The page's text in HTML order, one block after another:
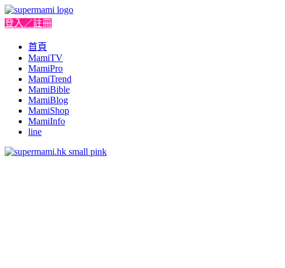
登入／註冊
首頁
MamiTV
MamiPro
MamiTrend
MamiBible
MamiBlog
MamiShop
MamiInfo
line